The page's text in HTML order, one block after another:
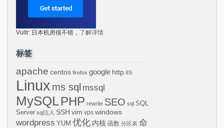
Vultr: 日本机房很不错， 了解详情
标签
apache centos firefox google http IIS
Linux ms sql mssql
MySQLPHP rewrite SEO sql SQL
Server sql注入 SSH vim vps windows
wordpress YUM 优化 内核 函数 分区表 命